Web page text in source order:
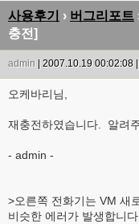
사용후기 › 버그리포트
충전]
admin | 2007.10.19 00:02:08
오케바리님,
재충전하였습니다. 알려
- admin -
>오른쪽 전화기는 VM 새
비슷한 에러가 발생합니다.